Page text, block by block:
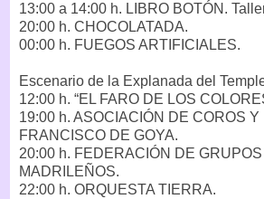
13:00 a 14:00 h. LIBRO BOTÓN.
20:00 h. CHOCOLATADA.
00:00 h. FUEGOS ARTIFICIALES.
Escenario de la Explanada del
12:00 h. “EL FARO DE LOS
19:00 h. ASOCIACIÓN DE COROS
FRANCISCO DE GOYA.
20:00 h. FEDERACIÓN DE
MADRILEÑOS.
22:00 h. ORQUESTA TIERRA.